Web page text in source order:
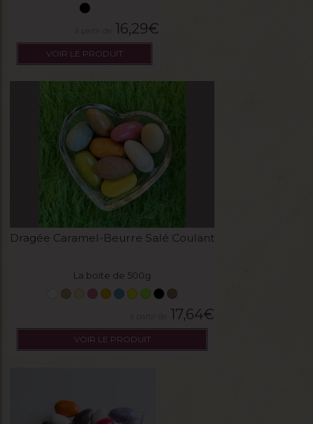
16,29€
VOIR LE PRODUIT
Dragée Caramel-Beurre Salé Coulant
La boite de 500g
17,64€
VOIR LE PRODUIT